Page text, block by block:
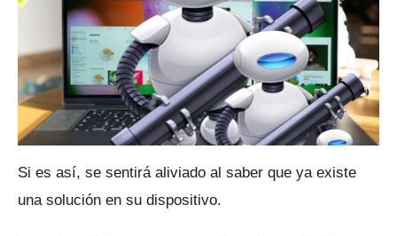
Si es así, se sentirá aliviado al saber que ya existe
una solución en su dispositivo.